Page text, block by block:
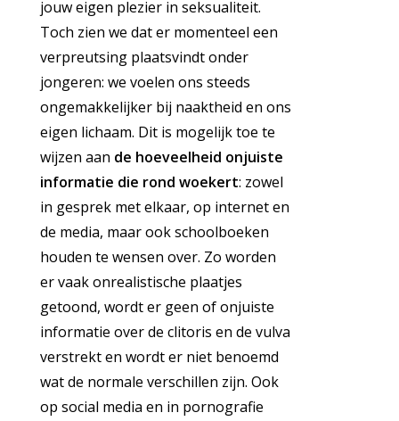
jouw eigen plezier in seksualiteit.
Toch zien we dat er momenteel een
verpreutsing plaatsvindt onder
jongeren: we voelen ons steeds
ongemakkelijker bij naaktheid en ons
eigen lichaam. Dit is mogelijk toe te
wijzen aan de hoeveelheid onjuiste
informatie die rond woekert: zowel
in gesprek met elkaar, op internet en
de media, maar ook schoolboeken
houden te wensen over. Zo worden
er vaak onrealistische plaatjes
getoond, wordt er geen of onjuiste
informatie over de clitoris en de vulva
verstrekt en wordt er niet benoemd
wat de normale verschillen zijn. Ook
op social media en in pornografie